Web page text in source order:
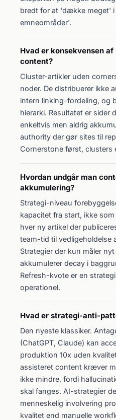
bredt for at 'dække meget'
emneområder'.
Hvad er konsekvensen
content?
Cluster-artikler uden
noder. De distribuerer ikke
intern linking-fordeling, og
hierarki. Resultatet er sider
enkeltvis men aldrig
authority der gør sites til
Cornerstone først,
Hvordan undgår man
akkumulering?
Strategi-niveau
kapacitet fra start, ikke
hver ny artikel der
team-tid til vedligeholdelse
Strategier der kun måler
akkumulerer decay i
Refresh-kvote er en
operationel.
Hvad er strategi-anti-
Den nyeste klassiker.
(ChatGPT, Claude) kan
produktion 10x uden
assisteret content kræver
ikke mindre, fordi
skal fanges. AI-strategier
menneskelig involvering
kvalitet end manuelle